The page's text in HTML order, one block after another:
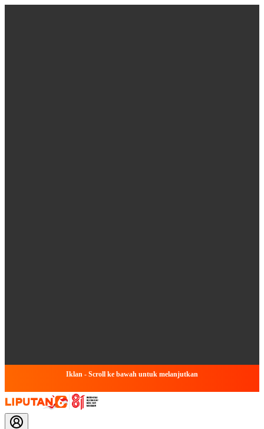
Iklan - Scroll ke bawah untuk melanjutkan